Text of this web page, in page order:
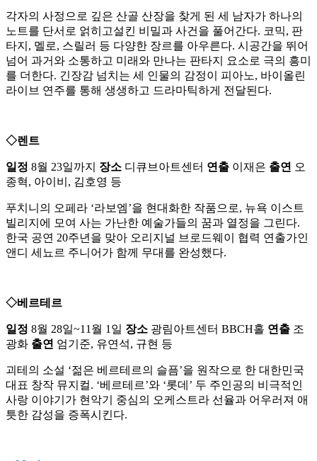
각자의 사정으로 깊은 산골 산장을 찾게 된 세 남자가 하나의
노트를 단서로 얽히고설킨 비밀과 사건을 풀어간다. 코믹, 판
타지, 멜로, 스릴러 등 다양한 장르를 아우른다. 시공간을 뛰어
넘어 과거와 소통하고 미래와 만나는 판타지 요소로 극의 흥미
를 더한다. 긴장감 넘치는 세 인물의 감정이 피아노, 바이올린
라이브 연주를 통해 생생하고 드라마틱하게 전달된다.
◇렌트
일정 8월 23일까지 장소 디큐브아트센터 연출 이재은 출연 오
종혁, 아이비, 김호영 등
푸치니의 오페라 ‘라보엠’을 현대화한 작품으로, 뉴욕 이스트
빌리지에 모여 사는 가난한 예술가들의 꿈과 열정을 그린다.
한국 공연 20주년을 맞아 오리지널 브로드웨이 협력 연출가인
앤디 세뇨르 주니어가 함께 무대를 완성했다.
◇베르테르
일정 8월 28일~11월 1일 장소 광림아트센터 BBCH홀 연출 조
광화 출연 엄기준, 유연석, 규현 등
괴테의 소설 ‘젊은 베르테르의 슬픔’을 원작으로 한 대한민국
대표 창작 뮤지컬. ‘베르테르’와 ‘롯데’ 두 주인공의 비극적인
사랑 이야기가 현악기 중심의 오케스트라 선율과 어우러져 애
틋한 감성을 증폭시킨다.